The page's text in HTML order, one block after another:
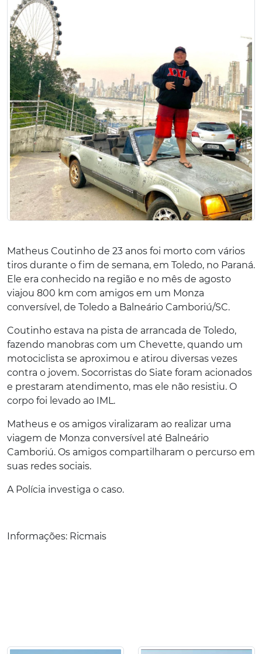
Matheus Coutinho de 23 anos foi morto com vários
tiros durante o fim de semana, em Toledo, no Paraná.
Ele era conhecido na região e no mês de agosto
viajou 800 km com amigos em um Monza
conversível, de Toledo a Balneário Camboriú/SC.
Coutinho estava na pista de arrancada de Toledo,
fazendo manobras com um Chevette, quando um
motociclista se aproximou e atirou diversas vezes
contra o jovem. Socorristas do Siate foram acionados
e prestaram atendimento, mas ele não resistiu. O
corpo foi levado ao IML.
Matheus e os amigos viralizaram ao realizar uma
viagem de Monza conversível até Balneário
Camboriú. Os amigos compartilharam o percurso em
suas redes sociais.
A Polícia investiga o caso.
Informações: Ricmais